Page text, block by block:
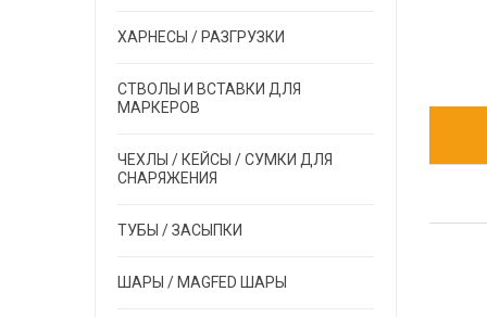
ХАРНЕСЫ / РАЗГРУЗКИ
СТВОЛЫ И ВСТАВКИ ДЛЯ
МАРКЕРОВ
ЧЕХЛЫ / КЕЙСЫ / СУМКИ ДЛЯ
СНАРЯЖЕНИЯ
ТУБЫ / ЗАСЫПКИ
ШАРЫ / MAGFED ШАРЫ